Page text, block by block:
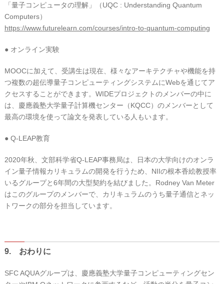
「量子コンピュータの理解」（UQC : Understanding Quantum
Computers）
https://www.futurelearn.com/courses/intro-to-quantum-computing
● オンライン実験
MOOCに加えて、受講生は現在、様々なアーキテクチャや機能を持
つ複数の超伝導量子コンピューティングシステムにWebを通じてア
クセスすることができます。WIDEプロジェクトのメンバーの中に
は、慶應義塾大学量子計算機センター（KQCC）のメンバーとして
最高の環境を使って論文を発表している人もいます。
● Q-LEAP教育
2020年秋、文部科学省Q-LEAP事務局は、日本の大学向けのオンラ
イン量子情報カリキュラムの開発を行うため、NIIの根本香絵教授率
いるグループと6年間の大型契約を結びました。Rodney Van Meter
はこのグループのメンバーで、カリキュラムのうち量子通信とネッ
トワークの部分を担当しています。
9. おわりに
SFC AQUAグループは、慶應義塾大学量子コンピューティングセン